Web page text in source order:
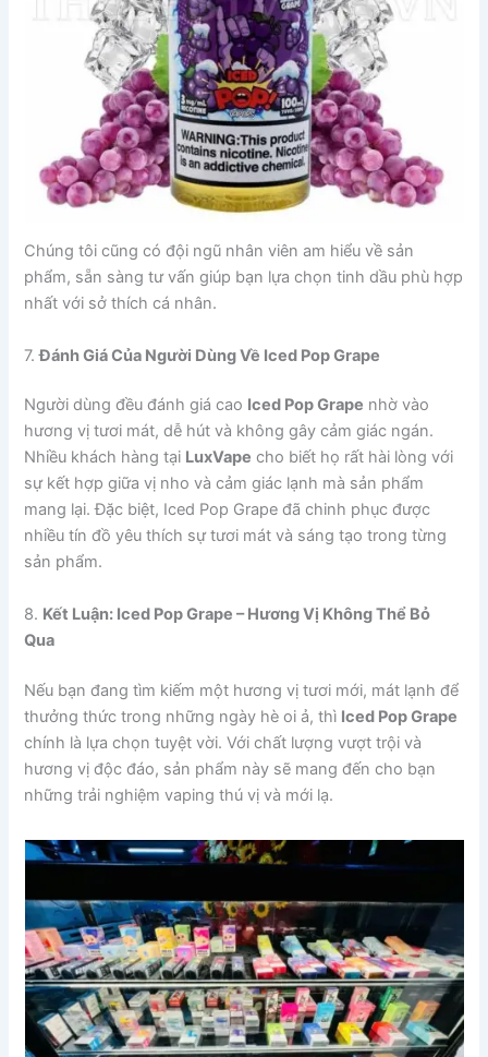
Chúng tôi cũng có đội ngũ nhân viên am hiểu về sản
phẩm, sẵn sàng tư vấn giúp bạn lựa chọn tinh dầu phù hợp
nhất với sở thích cá nhân.
7.Đánh Giá Của Người Dùng Về Iced Pop Grape
Người dùng đều đánh giá cao Iced Pop Grape nhờ vào
hương vị tươi mát, dễ hút và không gây cảm giác ngán.
Nhiều khách hàng tại LuxVape cho biết họ rất hài lòng với
sự kết hợp giữa vị nho và cảm giác lạnh mà sản phẩm
mang lại. Đặc biệt, Iced Pop Grape đã chinh phục được
nhiều tín đồ yêu thích sự tươi mát và sáng tạo trong từng
sản phẩm.
8. Kết Luận: Iced Pop Grape – Hương Vị Không Thể Bỏ
Qua
Nếu bạn đang tìm kiếm một hương vị tươi mới, mát lạnh để
thưởng thức trong những ngày hè oi ả, thì Iced Pop Grape
chính là lựa chọn tuyệt vời. Với chất lượng vượt trội và
hương vị độc đáo, sản phẩm này sẽ mang đến cho bạn
những trải nghiệm vaping thú vị và mới lạ.